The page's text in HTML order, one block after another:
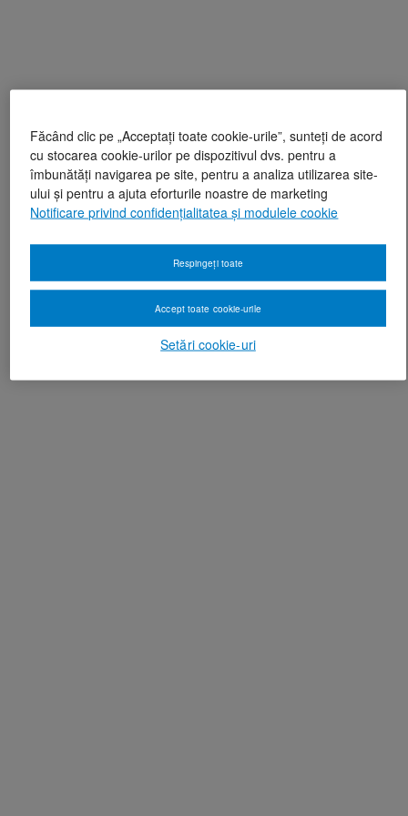
Făcând clic pe „Acceptați toate cookie-urile”, sunteți de acord
cu stocarea cookie-urilor pe dispozitivul dvs. pentru a
îmbunătăți navigarea pe site, pentru a analiza utilizarea site-
ului și pentru a ajuta eforturile noastre de marketing
Notificare privind confidențialitatea și modulele cookie
Setări cookie-uri
Respingeți toate
Accept toate cookie-urile